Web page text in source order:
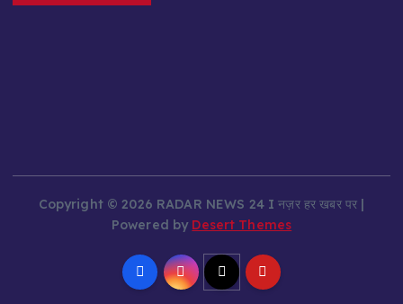
Powered byDesert Themes